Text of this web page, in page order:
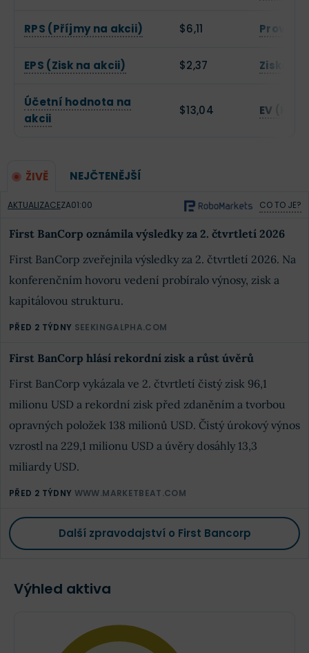
RPS (Příjmy na akcii) $6,11
EPS (Zisk na akcii) $2,37 Zisková
Účetní hodnota na
akcii
$13,04 EV
ŽIVĚ NEJČTENĚJŠÍ
AKTUALIZACEZA01:00 CO TO JE?
First BanCorp oznámila výsledky za 2. čtvrtletí 2026
First BanCorp zveřejnila výsledky za 2. čtvrtletí 2026. Na
konferenčním hovoru vedení probíralo výnosy, zisk a
kapitálovou strukturu.
PŘED 2 TÝDNY SEEKINGALPHA.COM
First BanCorp hlásí rekordní zisk a růst úvěrů
First BanCorp vykázala ve 2. čtvrtletí čistý zisk 96,1
milionu USD a rekordní zisk před zdaněním a tvorbou
opravných položek 138 milionů USD. Čistý úrokový výnos
vzrostl na 229,1 milionu USD a úvěry dosáhly 13,3
miliardy USD.
PŘED 2 TÝDNY WWW.MARKETBEAT.COM
Další zpravodajství o First Bancorp
Výhled aktiva